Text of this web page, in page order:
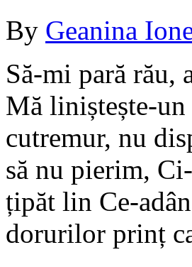
By Geanina
Să-mi pară rău,
Mă liniștește-
cutremur, nu
să nu pierim,
țipăt lin Ce-
dorurilor prinț